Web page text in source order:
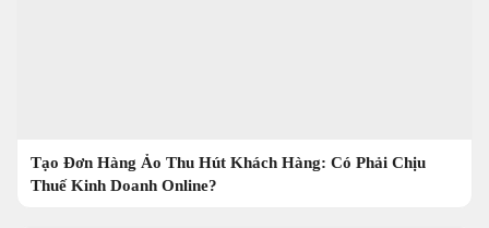
Tạo Đơn Hàng Ảo Thu Hút Khách Hàng: Có Phải Chịu
Thuế Kinh Doanh Online?